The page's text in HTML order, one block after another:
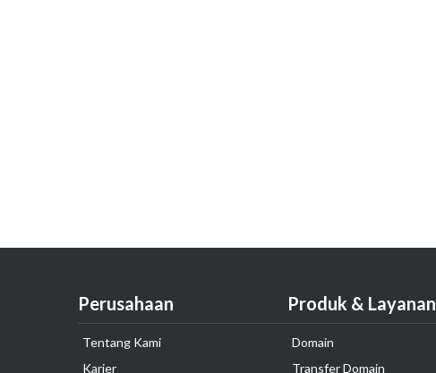
Perusahaan
Tentang Kami
Karier
Produk & Layanan
Domain
Transfer Domain